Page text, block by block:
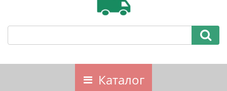
Каталог